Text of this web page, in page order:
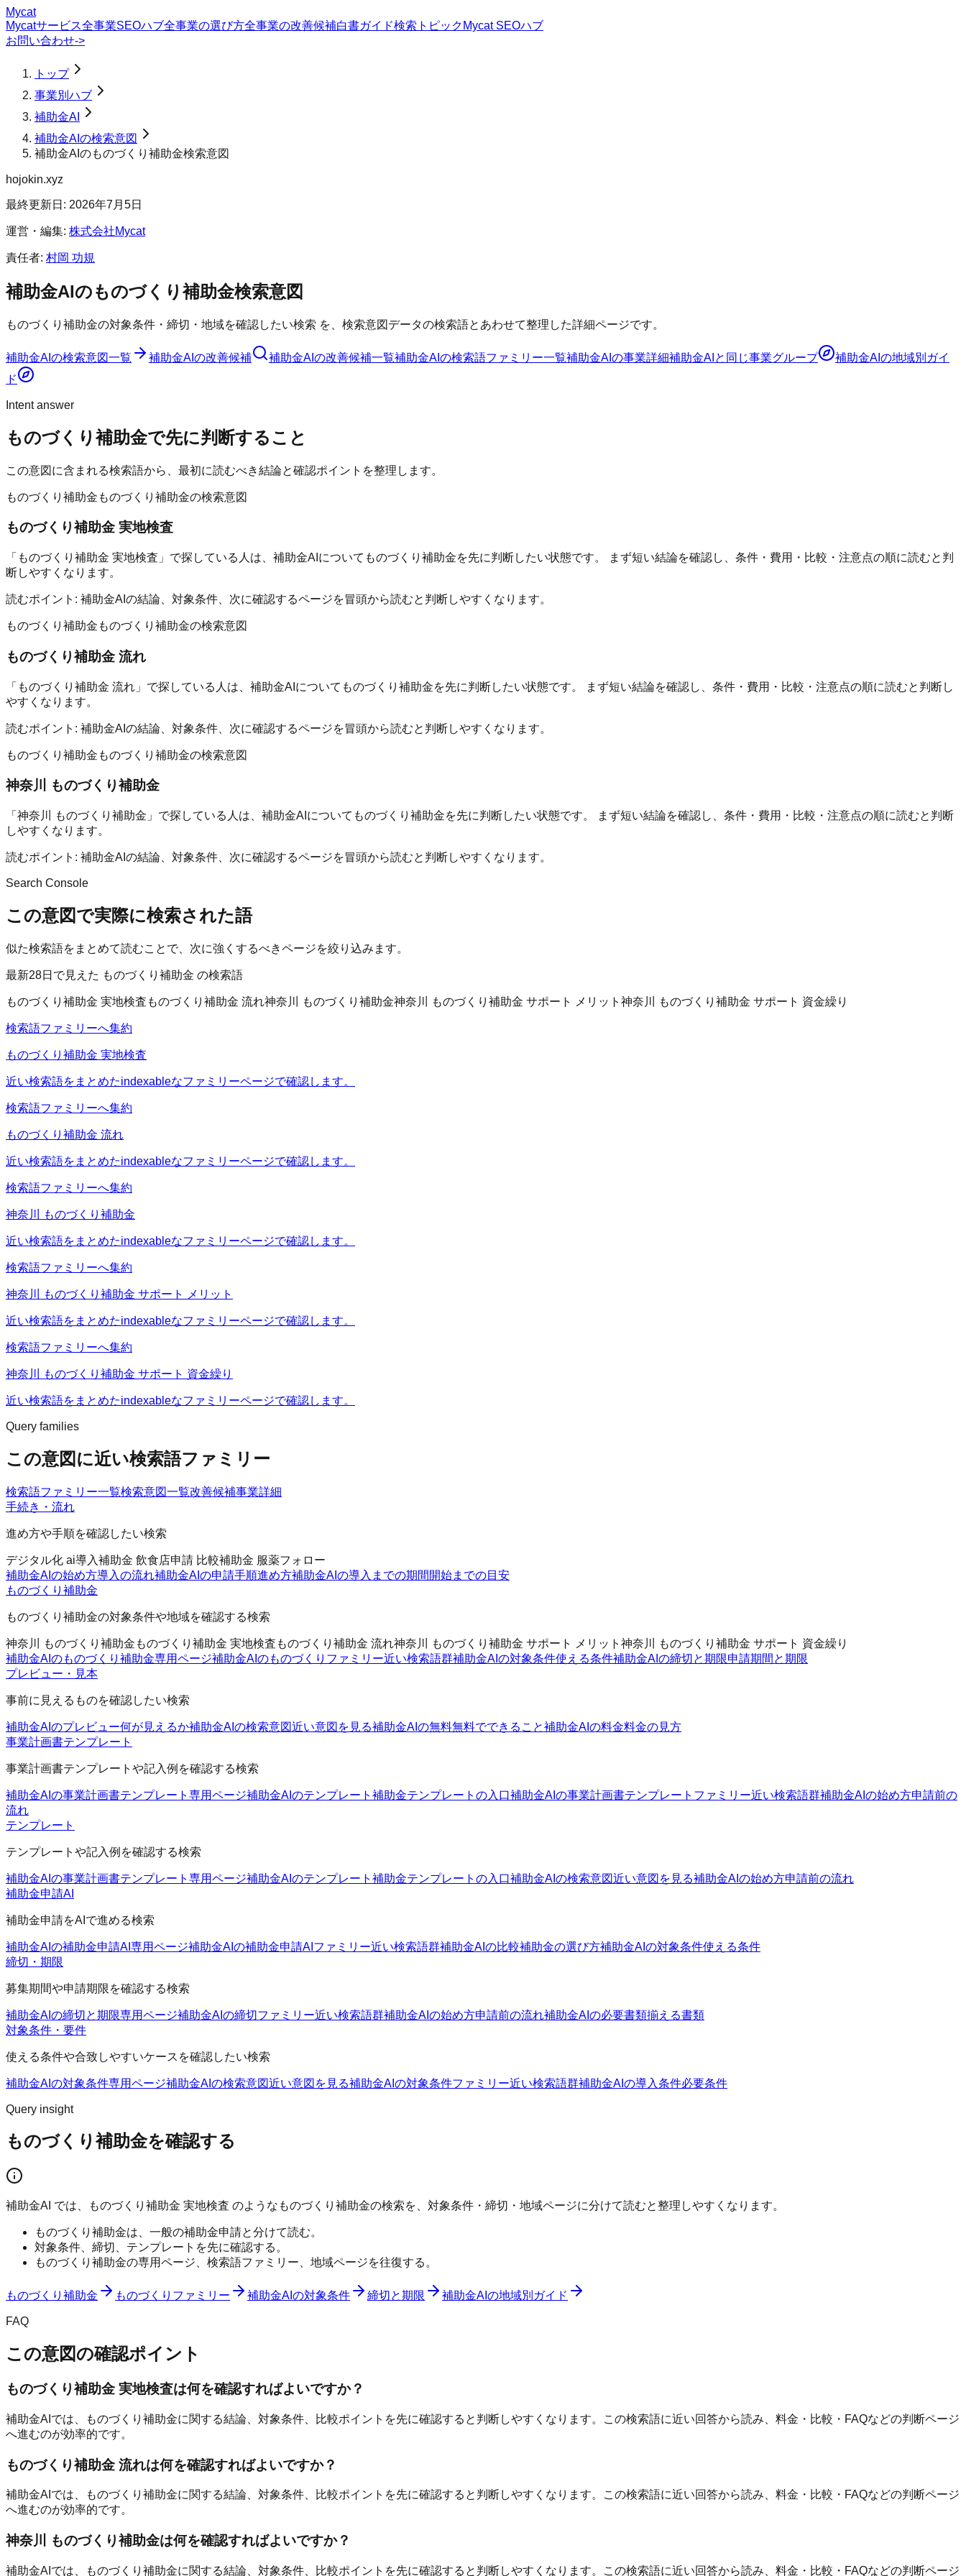
Mycat
Mycatサービス全事業SEOハブ全事業の選び方全事業の改善候補白書ガイド検索トピック Mycat SEOハブ
お問い合わせ->
トップ
事業別ハブ
補助金AI
補助金AIの検索意図
補助金AIのものづくり補助金検索意図
hojokin.xyz
最終更新日: 2026年7月5日
運営・編集: 株式会社Mycat
責任者: 村岡 功規
補助金AIのものづくり補助金検索意図
ものづくり補助金の対象条件・締切・地域を確認したい検索 を、検索意図データの検索語とあわせて整理した詳細ページです。
補助金AI の検索意図一覧 補助金AI の改善候補 補助金AI の改善候補一覧補助金AI の検索語ファミリー一覧補助金AI の事業詳細補助金AI と同じ事業グループ 補助金AI の地域別ガイ
ド
Intent answer
ものづくり補助金で先に判断すること
この意図に含まれる検索語から、最初に読むべき結論と確認ポイントを整理します。
ものづくり補助金 ものづくり補助金の検索意図
ものづくり補助金 実地検査
「ものづくり補助金 実地検査」で探している人は、補助金AIについてものづくり補助金を先に判断したい状態です。 まず短い結論を確認し、条件・費用・比較・注意点の順に読むと判
断しやすくなります。
読むポイント: 補助金AIの結論、対象条件、次に確認するページを冒頭から読むと判断しやすくなります。
ものづくり補助金 ものづくり補助金の検索意図
ものづくり補助金 流れ
「ものづくり補助金 流れ」で探している人は、補助金AIについてものづくり補助金を先に判断したい状態です。 まず短い結論を確認し、条件・費用・比較・注意点の順に読むと判断し
やすくなります。
読むポイント: 補助金AIの結論、対象条件、次に確認するページを冒頭から読むと判断しやすくなります。
ものづくり補助金 ものづくり補助金の検索意図
神奈川 ものづくり補助金
「神奈川 ものづくり補助金」で探している人は、補助金AIについてものづくり補助金を先に判断したい状態です。 まず短い結論を確認し、条件・費用・比較・注意点の順に読むと判断
しやすくなります。
読むポイント: 補助金AIの結論、対象条件、次に確認するページを冒頭から読むと判断しやすくなります。
Search Console
この意図で実際に検索された語
似た検索語をまとめて読むことで、次に強くするべきページを絞り込みます。
最新28日で見えた ものづくり補助金 の検索語
ものづくり補助金 実地検査 ものづくり補助金 流れ神奈川 ものづくり補助金神奈川 ものづくり補助金 サポート メリット 神奈川 ものづくり補助金 サポート 資金繰り
検索語ファミリーへ集約
ものづくり補助金 実地検査
近い検索語をまとめたindexableなファミリーページで確認します。
検索語ファミリーへ集約
ものづくり補助金 流れ
近い検索語をまとめたindexableなファミリーページで確認します。
検索語ファミリーへ集約
神奈川 ものづくり補助金
近い検索語をまとめたindexableなファミリーページで確認します。
検索語ファミリーへ集約
神奈川 ものづくり補助金 サポート メリット
近い検索語をまとめたindexableなファミリーページで確認します。
検索語ファミリーへ集約
神奈川 ものづくり補助金 サポート 資金繰り
近い検索語をまとめたindexableなファミリーページで確認します。
Query families
この意図に近い検索語ファミリー
検索語ファミリー一覧検索意図一覧改善候補事業詳細
手続き・流れ
進め方や手順を確認したい検索
デジタル化 ai導入補助金 飲食店申請 比較補助金 服薬フォロー
補助金AIの始め方導入の流れ補助金AIの申請手順進め方補助金AIの導入までの期間 開始までの目安
ものづくり補助金
ものづくり補助金の対象条件や地域を確認する検索
神奈川 ものづくり補助金 ものづくり補助金 実地検査 ものづくり補助金 流れ神奈川 ものづくり補助金 サポート メリット 神奈川 ものづくり補助金 サポート 資金繰り
補助金AIのものづくり補助金専用ページ補助金AIのものづくりファミリー近い検索語群補助金AIの対象条件使える条件補助金AIの締切と期限申請期間と期限
プレビュー・見本
事前に見えるものを確認したい検索
補助金AIのプレビュー何が見えるか補助金AIの検索意図近い意図を見る補助金AIの無料無料でできること補助金AIの料金料金の見方
事業計画書テンプレート
事業計画書テンプレートや記入例を確認する検索
補助金AIの事業計画書テンプレート 専用ページ補助金AIのテンプレート 補助金テンプレートの入口補助金AIの事業計画書テンプレートファミリー近い検索語群補助金AIの始め方申請前の
流れ
テンプレート
テンプレートや記入例を確認する検索
補助金AIの事業計画書テンプレート 専用ページ補助金AIのテンプレート 補助金テンプレートの入口補助金AIの検索意図近い意図を見る補助金AIの始め方申請前の流れ
補助金申請AI
補助金申請をAIで進める検索
補助金AIの補助金申請AI 専用ページ補助金AIの補助金申請AIファミリー近い検索語群補助金AIの比較補助金の選び方補助金AIの対象条件使える条件
締切・期限
募集期間や申請期限を確認する検索
補助金AIの締切と期限専用ページ補助金AIの締切ファミリー近い検索語群補助金AIの始め方申請前の流れ補助金AIの必要書類揃える書類
対象条件・要件
使える条件や合致しやすいケースを確認したい検索
補助金AIの対象条件専用ページ補助金AIの検索意図近い意図を見る補助金AIの対象条件ファミリー近い検索語群補助金AIの導入条件必要条件
Query insight
ものづくり補助金を確認する
補助金AI では、ものづくり補助金 実地検査 のようなものづくり補助金の検索を、対象条件・締切・地域ページに分けて読むと整理しやすくなります。
ものづくり補助金は、一般の補助金申請と分けて読む。
対象条件、締切、テンプレートを先に確認する。
ものづくり補助金の専用ページ、検索語ファミリー、地域ページを往復する。
ものづくり補助金 ものづくりファミリー 補助金AIの対象条件 締切と期限 補助金AIの地域別ガイド
FAQ
この意図の確認ポイント
ものづくり補助金 実地検査は何を確認すればよいですか？
補助金AIでは、ものづくり補助金に関する結論、対象条件、比較ポイントを先に確認すると判断しやすくなります。この検索語に近い回答から読み、料金・比較・FAQなどの判断ページ
へ進むのが効率的です。
ものづくり補助金 流れは何を確認すればよいですか？
補助金AIでは、ものづくり補助金に関する結論、対象条件、比較ポイントを先に確認すると判断しやすくなります。この検索語に近い回答から読み、料金・比較・FAQなどの判断ページ
へ進むのが効率的です。
神奈川 ものづくり補助金は何を確認すればよいですか？
補助金AIでは、ものづくり補助金に関する結論、対象条件、比較ポイントを先に確認すると判断しやすくなります。この検索語に近い回答から読み、料金・比較・FAQなどの判断ページ